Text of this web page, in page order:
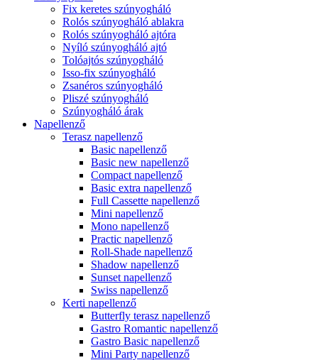
Fix keretes szúnyogháló
Rolós szúnyogháló ablakra
Rolós szúnyogháló ajtóra
Nyíló szúnyogháló ajtó
Tolóajtós szúnyogháló
Isso-fix szúnyogháló
Zsanéros szúnyogháló
Pliszé szúnyogháló
Szúnyogháló árak
Napellenző
Terasz napellenző
Basic napellenző
Basic new napellenző
Compact napellenző
Basic extra napellenző
Full Cassette napellenző
Mini napellenző
Mono napellenző
Practic napellenző
Roll-Shade napellenző
Shadow napellenző
Sunset napellenző
Swiss napellenző
Kerti napellenző
Butterfly terasz napellenző
Gastro Romantic napellenző
Gastro Basic napellenző
Mini Party napellenző